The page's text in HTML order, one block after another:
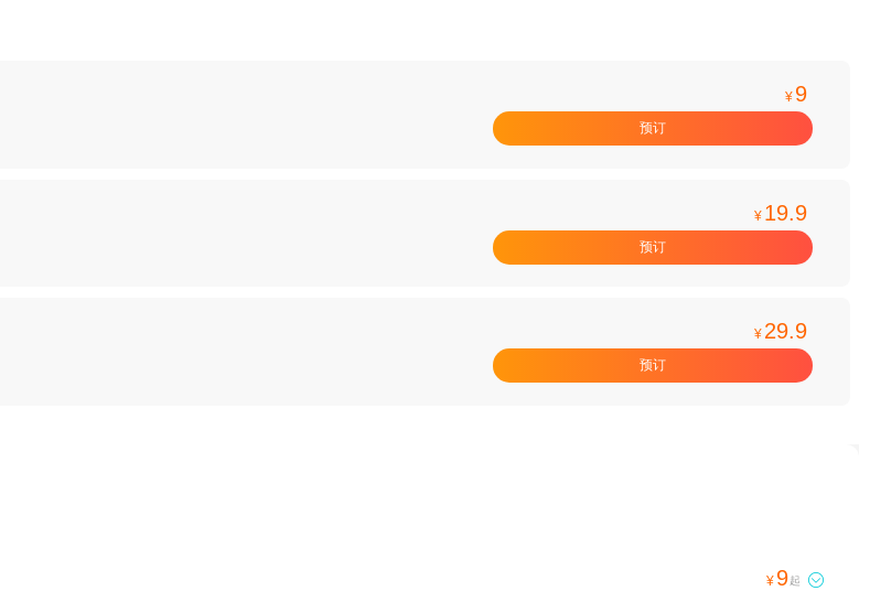
¥ 9
预订
¥ 19.9
预订
¥ 29.9
预订
¥ 9起 